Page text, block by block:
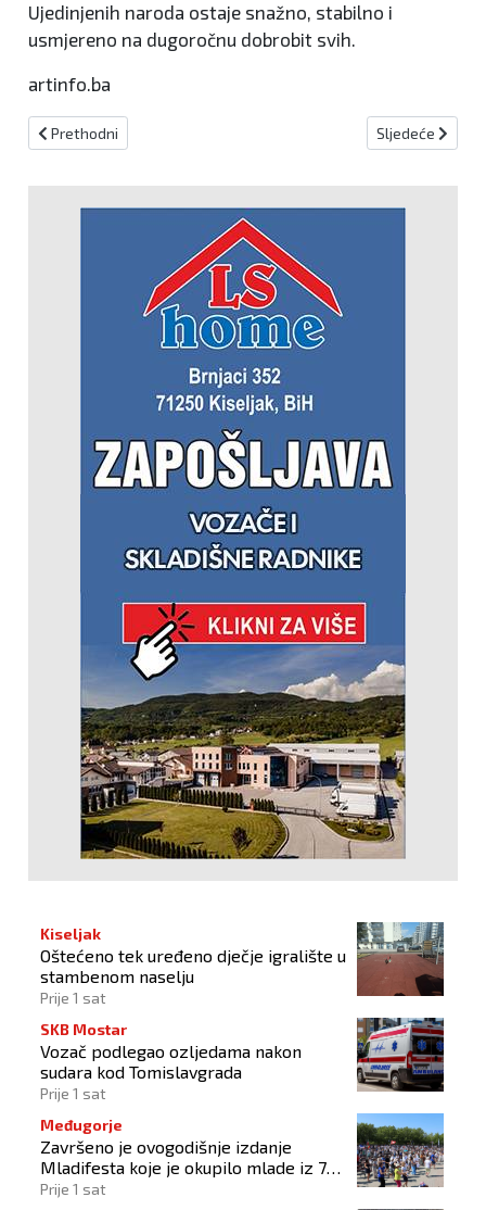
Ujedinjenih naroda ostaje snažno, stabilno i
usmjereno na dugoročnu dobrobit svih.
artinfo.ba
Prethodni članak: Ljubuški: Usvojen rebalans Proračuna,
Prethodni Sljedeći
Sljedeće
Kiseljak
Oštećeno tek uređeno dječje igralište u
stambenom naselju
Prije 1 sat
SKB Mostar
Vozač podlegao ozljedama nakon
sudara kod Tomislavgrada
Prije 1 sat
Međugorje
Završeno je ovogodišnje izdanje
Mladifesta koje je okupilo mlade iz 73
zemlje svijeta
Prije 1 sat